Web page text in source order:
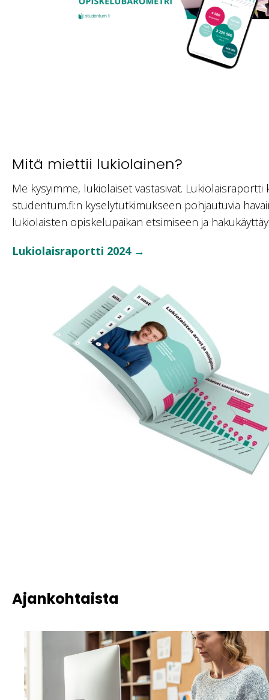
Mitä miettii lukiolainen?
Me kysyimme, lukiolaiset vastasivat. Lukiolaisraportti
studentum.fi:n kyselytutkimukseen pohjautuvia
lukiolaisten opiskelupaikan etsimiseen ja
Lukiolaisraportti 2024 →
Ajankohtaista